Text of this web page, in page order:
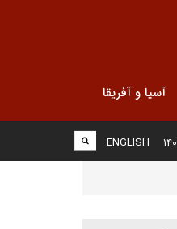
آسیا و آفریقا
ENGLISH